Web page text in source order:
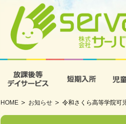
HOME お知らせ 令和さくら高等学院